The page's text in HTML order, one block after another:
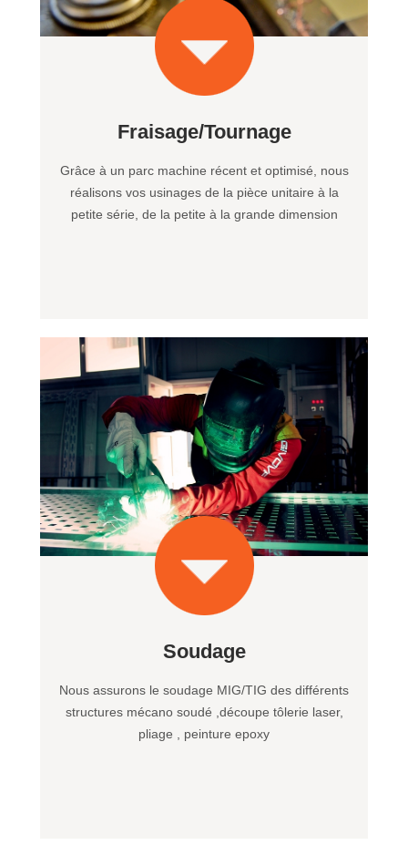
Fraisage/Tournage
Grâce à un parc machine récent et optimisé, nous
réalisons vos usinages de la pièce unitaire à la
petite série, de la petite à la grande dimension
Soudage
Nous assurons le soudage MIG/TIG des différents
structures mécano soudé ,découpe tôlerie laser,
pliage , peinture epoxy